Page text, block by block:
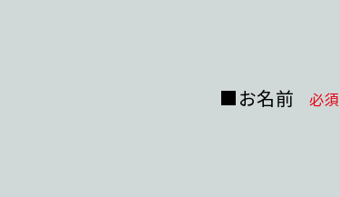
■お名前 必須